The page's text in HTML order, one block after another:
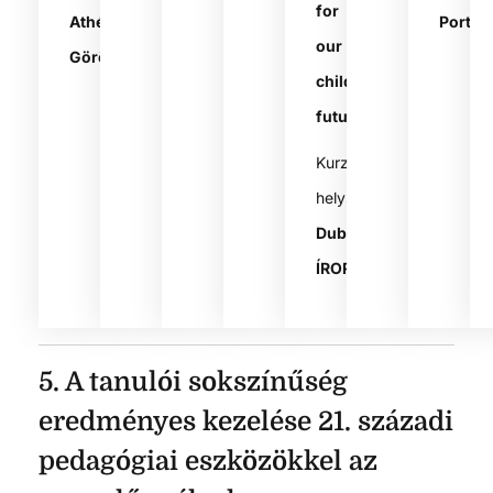
Athén,
Görögország
for
our
children’s
future
Kurzus
helyszíne:
Dublin,
ÍRORSZÁG
5. A tanulói sokszínűség
eredményes kezelése 21. századi
pedagógiai eszközökkel az